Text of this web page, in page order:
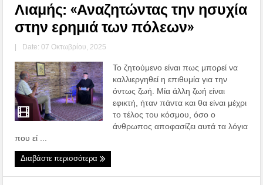
Λιαμής: «Αναζητώντας την ησυχία
στην ερημιά των πόλεων»
| Date: 07 Οκτωβρίου, 2025
Το ζητούμενο είναι πως μπορεί να
καλλιεργηθεί η επιθυμία για την
όντως ζωή. Μία άλλη ζωή είναι
εφικτή, ήταν πάντα και θα είναι μέχρι
το τέλος του κόσμου, όσο ο
άνθρωπος αποφασίζει αυτά τα λόγια
που εί ...
Διαβάστε περισσότερα